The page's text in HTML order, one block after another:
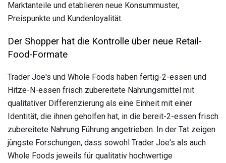
Marktanteile und etablieren neue Konsummuster,
Preispunkte und Kundenloyalität.
Der Shopper hat die Kontrolle über neue Retail-
Food-Formate
Trader Joe's und Whole Foods haben fertig-2-essen und
Hitze-N-essen frisch zubereitete Nahrungsmittel mit
qualitativer Differenzierung als eine Einheit mit einer
Identität, die ihnen geholfen hat, in die bereit-2-essen frisch
zubereitete Nahrung Führung angetrieben. In der Tat zeigen
jüngste Forschungen, dass sowohl Trader Joe's als auch
Whole Foods jeweils für qualitativ hochwertige